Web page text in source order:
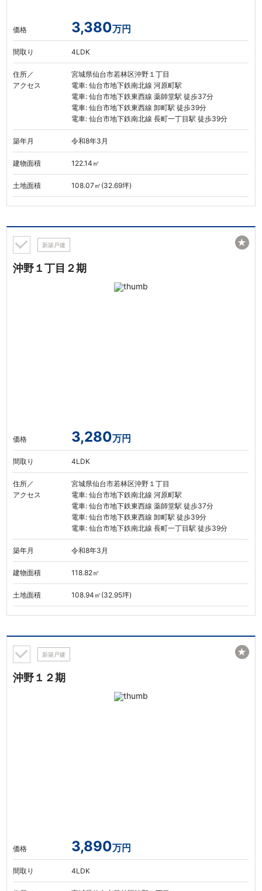
価格 3,380万円
間取り 4LDK
住所／
アクセス
宮城県仙台市若林区沖野１丁目
電車: 仙台市地下鉄南北線 河原町駅
電車: 仙台市地下鉄東西線 薬師堂駅 徒歩37分
電車: 仙台市地下鉄東西線 卸町駅 徒歩39分
電車: 仙台市地下鉄南北線 長町一丁目駅 徒歩39分
築年月 令和8年3月
建物面積 122.14㎡
土地面積 108.07㎡(32.69坪)
新築戸建
沖野１丁目２期
価格 3,280万円
間取り 4LDK
住所／
アクセス
宮城県仙台市若林区沖野１丁目
電車: 仙台市地下鉄南北線 河原町駅
電車: 仙台市地下鉄東西線 薬師堂駅 徒歩37分
電車: 仙台市地下鉄東西線 卸町駅 徒歩39分
電車: 仙台市地下鉄南北線 長町一丁目駅 徒歩39分
築年月 令和8年3月
建物面積 118.82㎡
土地面積 108.94㎡(32.95坪)
★
新築戸建
沖野１２期
価格 3,890万円
間取り 4LDK
★